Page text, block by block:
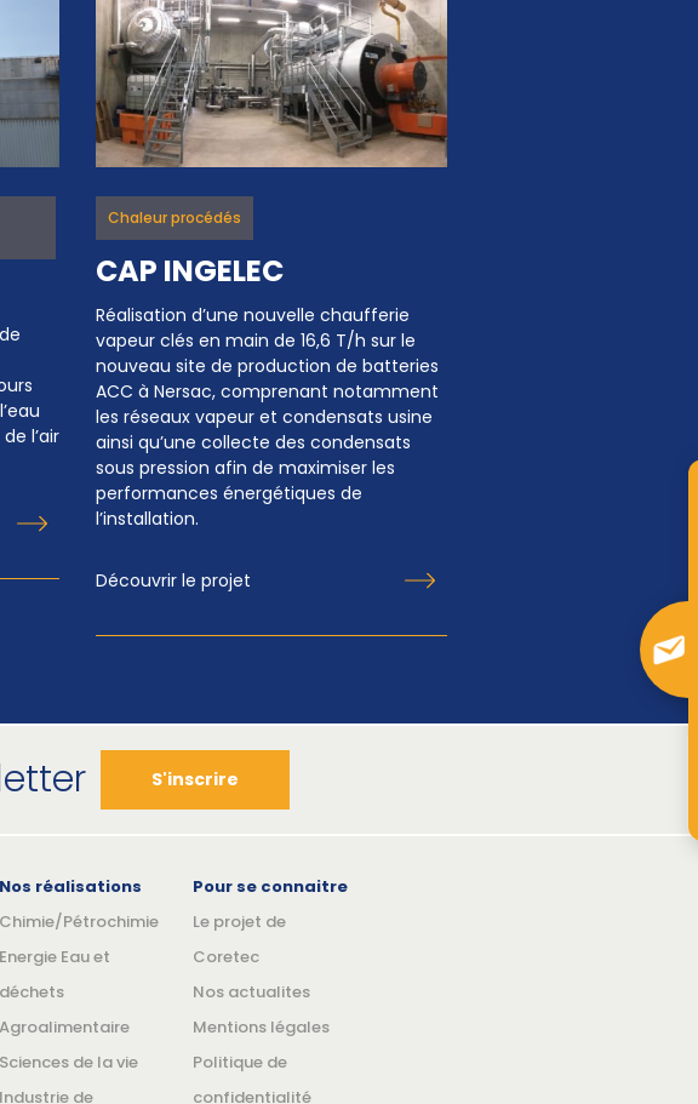
l’air
Chaleur procédés
CAP INGELEC
Réalisation d’une nouvelle chaufferie
vapeur clés en main de 16,6 T/h sur le
nouveau site de production de batteries
ACC à Nersac, comprenant notamment
les réseaux vapeur et condensats usine
ainsi qu’une collecte des condensats
sous pression afin de maximiser les
performances énergétiques de
l’installation.
Découvrir le projet
S'inscrire
Nos réalisations
Chimie/Pétrochimie
Energie Eau et
déchets
Agroalimentaire
Sciences de la vie
Industrie de
Pour se connaitre
Le projet de
Coretec
Nos actualites
Mentions légales
Politique de
confidentialité